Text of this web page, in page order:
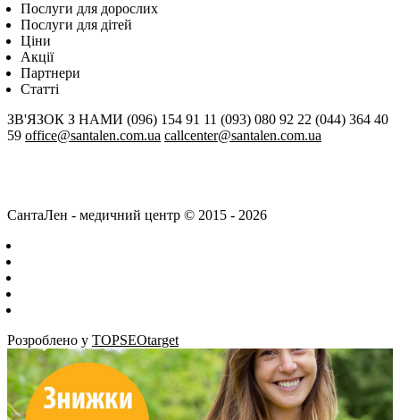
Послуги для дорослих
Послуги для дітей
Цiни
Акції
Партнери
Статті
ЗВ'ЯЗОК З НАМИ (096) 154 91 11 (093) 080 92 22 (044) 364 40
59 office@santalen.com.ua callcenter@santalen.com.ua
СантаЛен - медичний центр © 2015 - 2026
Розроблено у TOPSEOtarget